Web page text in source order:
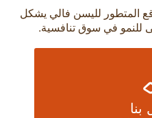
المتطور لليسن فالي يشكل
للنمو في سوق تنافسية.